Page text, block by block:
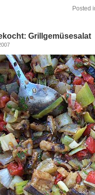
Posted
Grillgemüsesalat